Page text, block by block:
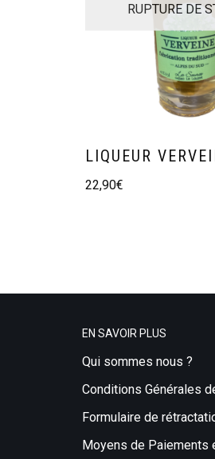
RUPTURE DE
LIQUEUR
22,90€
EN SAVOIR PLUS
Qui sommes nous ?
Conditions Générales
Formulaire de
Moyens de Paiements